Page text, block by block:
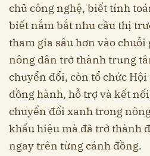
chủ công nghệ, biết tính
biết nắm bắt nhu cầu thị
tham gia sâu hơn vào
nông dân trở thành trung
chuyển đổi, còn tổ chức
đồng hành, hỗ trợ và kết
chuyển đổi xanh trong
khẩu hiệu mà đã trở thành
ngay trên từng cánh đồng.